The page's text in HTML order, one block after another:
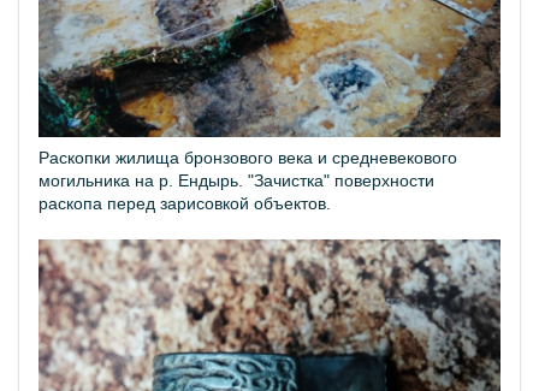
Раскопки жилища бронзового века и средневекового
могильника на р. Ендырь. "Зачистка" поверхности
раскопа перед зарисовкой объектов.